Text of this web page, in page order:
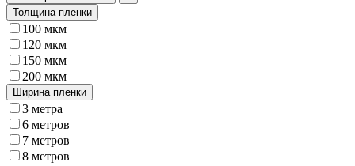
Толщина пленки
100 мкм
120 мкм
150 мкм
200 мкм
Ширина пленки
3 метра
6 метров
7 метров
8 метров